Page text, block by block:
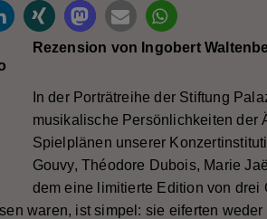
Rezension von Ingobert
In der Porträtreihe der Stiftung
musikalische Persönlichkeiten der
Spielplänen unserer
Gouvy, Théodore Dubois, Marie
dem eine limitierte Edition von drei
waren, ist simpel: sie eiferten